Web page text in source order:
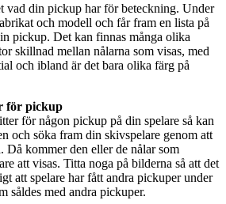
vad din pickup har för beteckning. Under
och modell och får fram en lista på
pickup. Det kan finnas många olika
skillnad mellan nålarna som visas, med
och ibland är det bara olika färg på
för pickup
för någon pickup på din spelare så kan
och söka fram din skivspelare genom att
Då kommer den eller de nålar som
att visas. Titta noga på bilderna så att det
att spelare har fått andra pickuper under
såldes med andra pickuper.